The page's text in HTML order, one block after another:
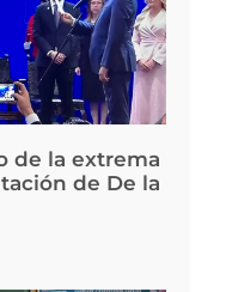
de la extrema
de De la